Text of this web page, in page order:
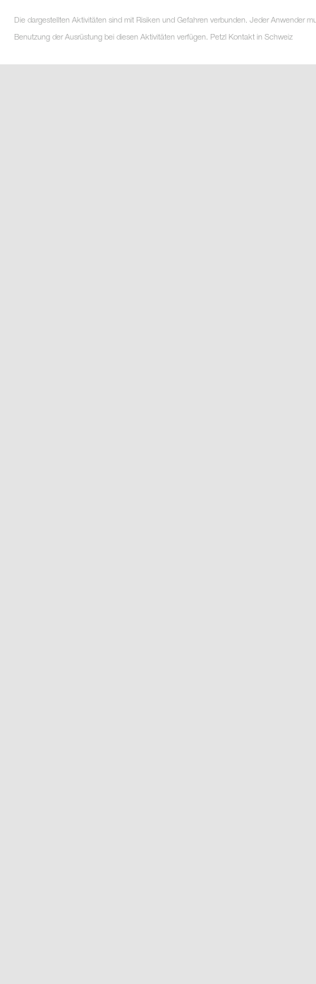
Die dargestellten Aktivitäten sind mit Risiken und Gefahren verbunden. Jeder Anwender
Benutzung der Ausrüstung bei diesen Aktivitäten verfügen. Petzl Kontakt in Schweiz